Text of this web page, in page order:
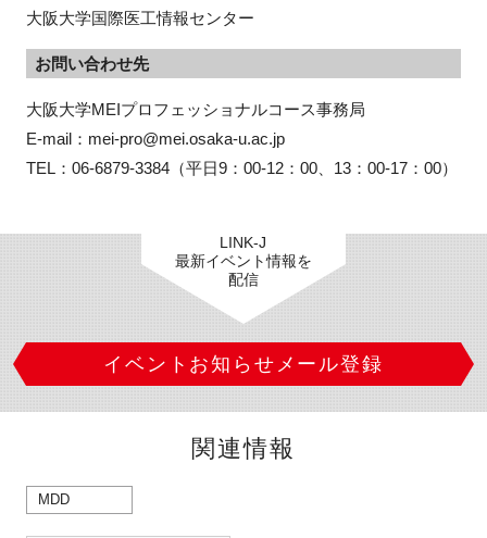
大阪大学国際医工情報センター
お問い合わせ先
大阪大学MEIプロフェッショナルコース事務局
E-mail：mei-pro@mei.osaka-u.ac.jp
TEL：06-6879-3384（平日9：00-12：00、13：00-17：00）
LINK-J
最新イベント情報を
配信
イベントお知らせメール登録
関連情報
MDD